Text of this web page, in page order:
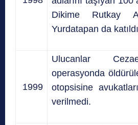
Dikime Rutkay
Yurdatapan da
1999
Ulucanlar
operasyonda
otopsisine
verilmedi.